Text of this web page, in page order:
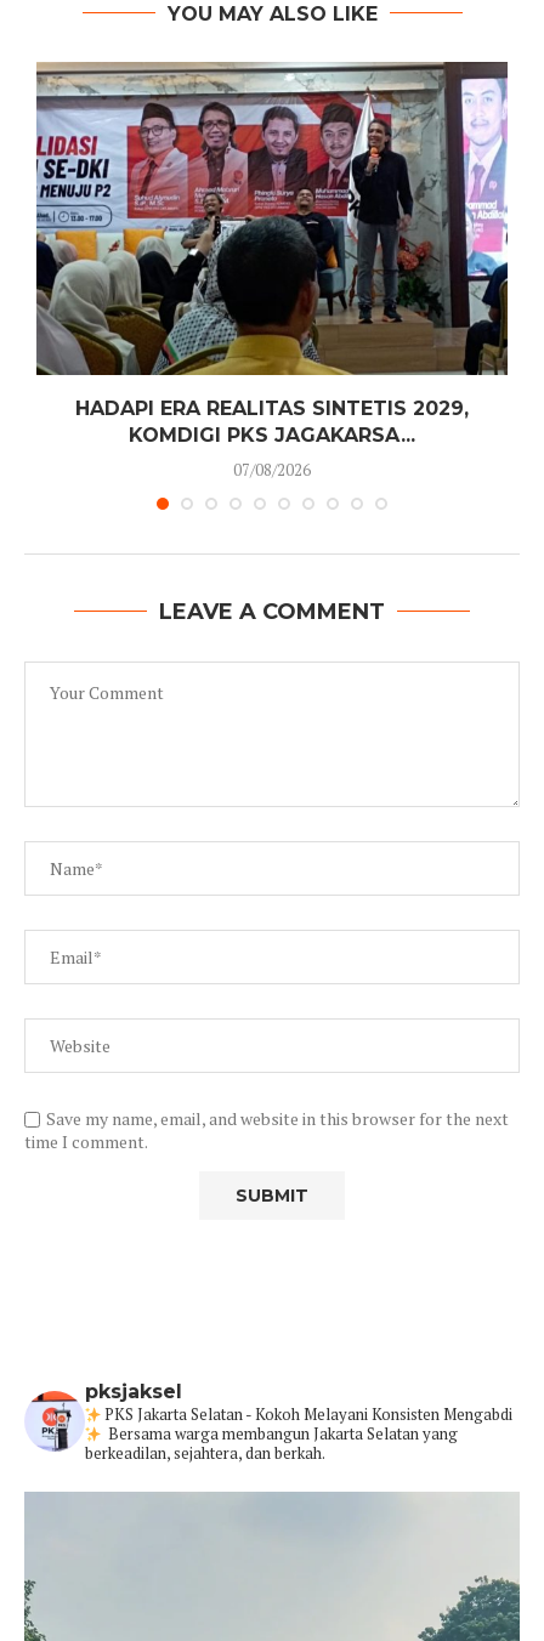
YOU MAY ALSO LIKE
HADAPI ERA REALITAS SINTETIS 2029,
KOMDIGI PKS JAGAKARSA...
07/08/2026
LEAVE A COMMENT
Save my name, email, and website in this browser for the next
time I comment.
pksjaksel
PKS Jakarta Selatan - Kokoh Melayani Konsisten Mengabdi
Bersama warga membangun Jakarta Selatan yang
berkeadilan, sejahtera, dan berkah.